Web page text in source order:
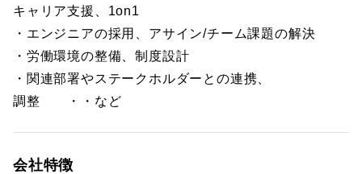
キャリア支援、1on1
・エンジニアの採用、アサイン/チーム課題の解決
・労働環境の整備、制度設計
・関連部署やステークホルダーとの連携、
調整 ・・など
会社特徴